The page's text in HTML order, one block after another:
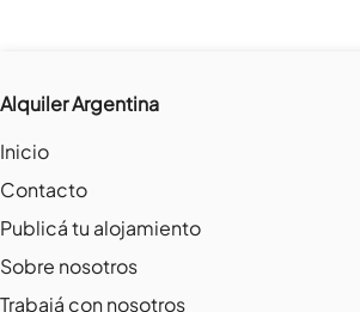
Alquiler Argentina
Inicio
Contacto
Publicá tu alojamiento
Sobre nosotros
Trabajá con nosotros